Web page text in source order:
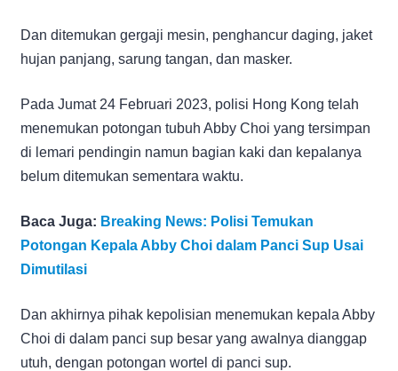
Dan ditemukan gergaji mesin, penghancur daging, jaket
hujan panjang, sarung tangan, dan masker.
Pada Jumat 24 Februari 2023, polisi Hong Kong telah
menemukan potongan tubuh Abby Choi yang tersimpan
di lemari pendingin namun bagian kaki dan kepalanya
belum ditemukan sementara waktu.
Baca Juga: Breaking News: Polisi Temukan
Potongan Kepala Abby Choi dalam Panci Sup Usai
Dimutilasi
Dan akhirnya pihak kepolisian menemukan kepala Abby
Choi di dalam panci sup besar yang awalnya dianggap
utuh, dengan potongan wortel di panci sup.